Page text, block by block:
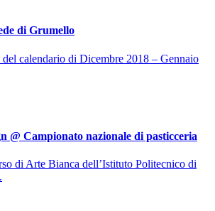
di Grumello
calendario di Dicembre 2018 – Gennaio
@ Campionato nazionale di pasticceria
di Arte Bianca dell’Istituto Politecnico di